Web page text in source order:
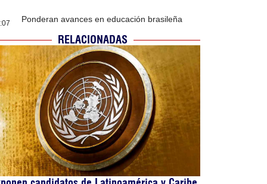
Ponderan avances en educación brasileña
RELACIONADAS